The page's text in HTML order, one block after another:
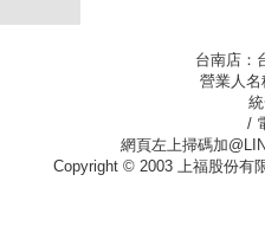
台南店：
營業人
/
網頁左上掃碼加
Copyright © 2003 上福股份有